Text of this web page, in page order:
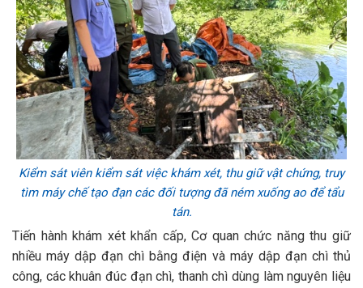
Kiểm sát viên kiểm sát việc khám xét, thu giữ vật chứng, truy
tìm máy chế tạo đạn các đối tượng đã ném xuống ao để tẩu
tán.
Tiến hành khám xét khẩn cấp, Cơ quan chức năng thu giữ
nhiều máy dập đạn chì bằng điện và máy dập đạn chì thủ
công, các khuân đúc đạn chì, thanh chì dùng làm nguyên liệu